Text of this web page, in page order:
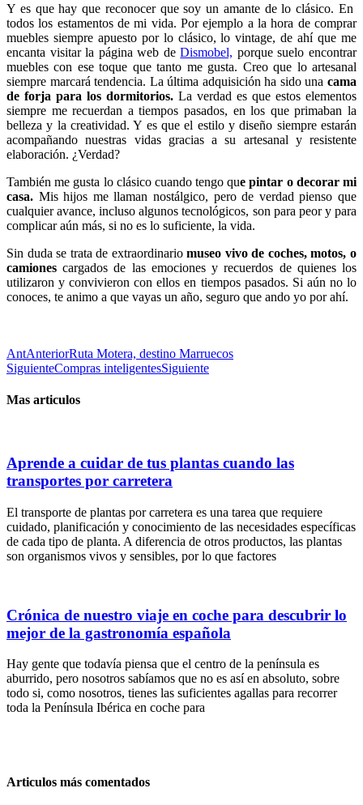
Y es que hay que reconocer que soy un amante de lo clásico. En
todos los estamentos de mi vida. Por ejemplo a la hora de comprar
muebles siempre apuesto por lo clásico, lo vintage, de ahí que me
encanta visitar la página web deDismobel, porque suelo encontrar
muebles con ese toque que tanto me gusta. Creo que lo artesanal
siempre marcará tendencia. La última adquisición ha sido una cama
de forja para los dormitorios. La verdad es que estos elementos
siempre me recuerdan a tiempos pasados, en los que primaban la
belleza y la creatividad. Y es que el estilo y diseño siempre estarán
acompañando nuestras vidas gracias a su artesanal y resistente
elaboración. ¿Verdad?
También me gusta lo clásico cuando tengo que pintar o decorar mi
casa. Mis hijos me llaman nostálgico, pero de verdad pienso que
cualquier avance, incluso algunos tecnológicos, son para peor y para
complicar aún más, si no es lo suficiente, la vida.
Sin duda se trata de extraordinariomuseo vivo de coches, motos, o
camiones cargados de las emociones y recuerdos de quienes los
utilizaron y convivieron con ellos en tiempos pasados. Si aún no lo
conoces, te animo a que vayas un año, seguro que ando yo por ahí.
AntAnteriorRuta Motera, destino Marruecos
SiguienteCompras inteligentesSiguiente
Mas articulos
Aprende a cuidar de tus plantas cuando las
transportes por carretera
El transporte de plantas por carretera es una tarea que requiere
cuidado, planificación y conocimiento de las necesidades específicas
de cada tipo de planta. A diferencia de otros productos, las plantas
son organismos vivos y sensibles, por lo que factores
Crónica de nuestro viaje en coche para descubrir lo
mejor de la gastronomía española
Hay gente que todavía piensa que el centro de la península es
aburrido, pero nosotros sabíamos que no es así en absoluto, sobre
todo si, como nosotros, tienes las suficientes agallas para recorrer
toda la Península Ibérica en coche para
Articulos más comentados